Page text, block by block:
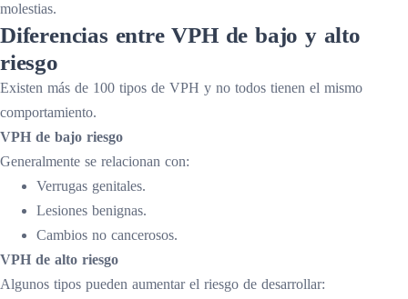
molestias.
Diferencias entre VPH de bajo y alto
riesgo
Existen más de 100 tipos de VPH y no todos tienen el mismo
comportamiento.
VPH de bajo riesgo
Generalmente se relacionan con:
Verrugas genitales.
Lesiones benignas.
Cambios no cancerosos.
VPH de alto riesgo
Algunos tipos pueden aumentar el riesgo de desarrollar: